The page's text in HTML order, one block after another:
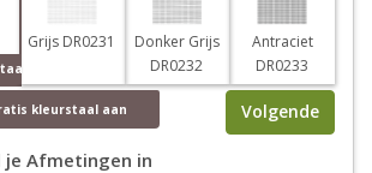
Grijs DR0231
Donker Grijs
DR0232
Antraciet
DR0233
kleurstaal aan Volgende
je Afmetingen in